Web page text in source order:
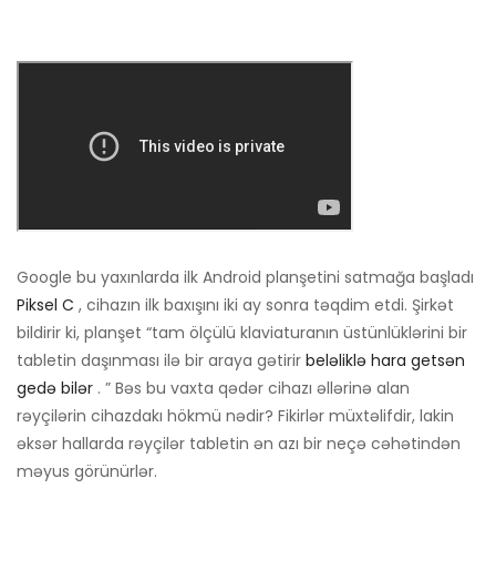
Google bu yaxınlarda ilk Android planşetini satmağa başladı
Piksel C , cihazın ilk baxışını iki ay sonra təqdim etdi. Şirkət
bildirir ki, planşet “tam ölçülü klaviaturanın üstünlüklərini bir
tabletin daşınması ilə bir araya gətirir beləliklə hara getsən
gedə bilər . ” Bəs bu vaxta qədər cihazı əllərinə alan
rəyçilərin cihazdakı hökmü nədir? Fikirlər müxtəlifdir, lakin
əksər hallarda rəyçilər tabletin ən azı bir neçə cəhətindən
məyus görünürlər.